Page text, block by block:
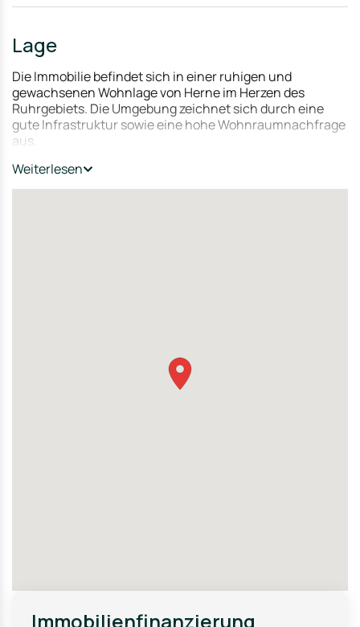
Lage
Die Immobilie befindet sich in einer ruhigen und
gewachsenen Wohnlage von Herne im Herzen des
Ruhrgebiets. Die Umgebung zeichnet sich durch eine
gute Infrastruktur sowie eine hohe Wohnraumnachfrage
aus.
Geschäfte des täglichen Bedarfs, Schulen, Kindergärten
Weiterlesen
Immobilienfinanzierung